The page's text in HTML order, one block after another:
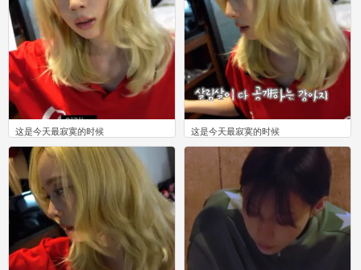
这是今天最寂寞的时候
0
这是今天最寂寞的时候
0